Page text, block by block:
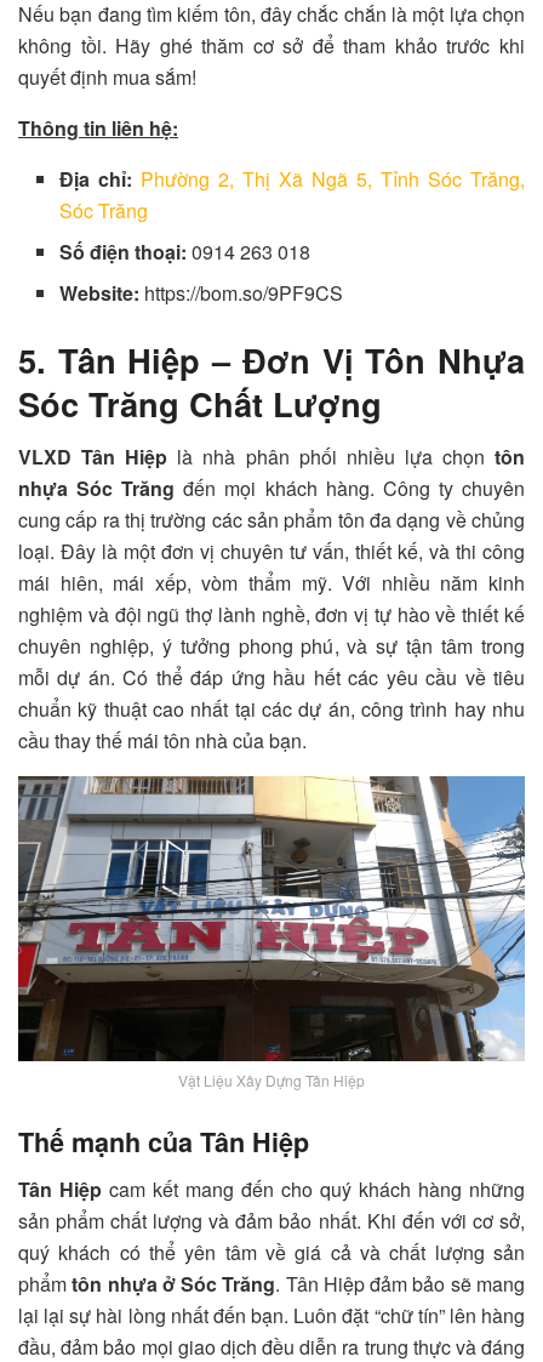
Nếu bạn đang tìm kiếm tôn, đây chắc chắn là một lựa chọn
không tồi. Hãy ghé thăm cơ sở để tham khảo trước khi
quyết định mua sắm!
Thông tin liên hệ:
Địa chỉ: Phường 2, Thị Xã Ngã 5, Tỉnh Sóc Trăng,
Sóc Trăng
Số điện thoại:0914 263 018
Website: https://bom.so/9PF9CS
5. Tân Hiệp – Đơn Vị Tôn Nhựa
Sóc Trăng Chất Lượng
VLXD Tân Hiệp là nhà phân phối nhiều lựa chọntôn
nhựa Sóc Trăng đến mọi khách hàng. Công ty chuyên
cung cấp ra thị trường các sản phẩm tôn đa dạng về chủng
loại. Đây là một đơn vị chuyên tư vấn, thiết kế, và thi công
mái hiên, mái xếp, vòm thẩm mỹ. Với nhiều năm kinh
nghiệm và đội ngũ thợ lành nghề, đơn vị tự hào về thiết kế
chuyên nghiệp, ý tưởng phong phú, và sự tận tâm trong
mỗi dự án. Có thể đáp ứng hầu hết các yêu cầu về tiêu
chuẩn kỹ thuật cao nhất tại các dự án, công trình hay nhu
cầu thay thế mái tôn nhà của bạn.
Vật Liệu Xây Dựng Tân Hiệp
Thế mạnh của Tân Hiệp
Tân Hiệp cam kết mang đến cho quý khách hàng những
sản phẩm chất lượng và đảm bảo nhất. Khi đến với cơ sở,
quý khách có thể yên tâm về giá cả và chất lượng sản
phẩmtôn nhựa ở Sóc Trăng. Tân Hiệpđảm bảo sẽ mang
lại lại sự hài lòng nhất đến bạn. Luôn đặt “chữ tín” lên hàng
đầu, đảm bảo mọi giao dịch đều diễn ra trung thực và đáng